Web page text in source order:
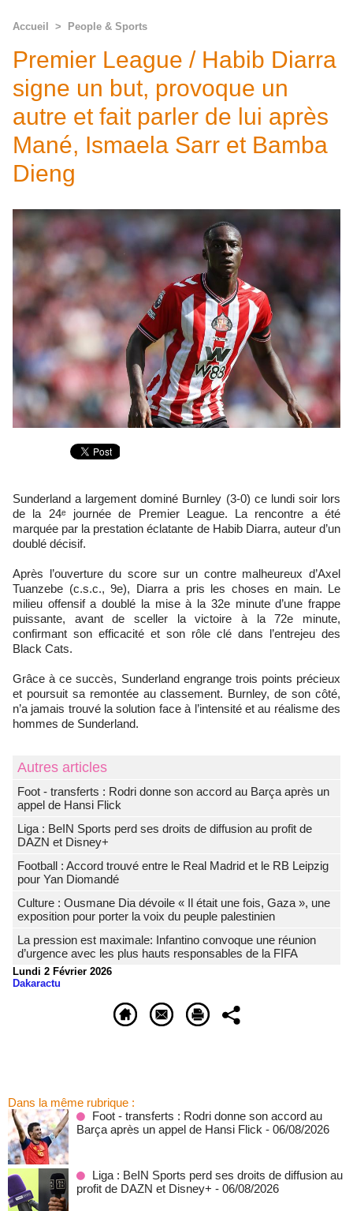
Accueil > People & Sports
Premier League / Habib Diarra
signe un but, provoque un
autre et fait parler de lui après
Mané, Ismaela Sarr et Bamba
Dieng
Sunderland a largement dominé Burnley (3-0) ce lundi soir lors
de la 24ᵉ journée de Premier League. La rencontre a été
marquée par la prestation éclatante de Habib Diarra, auteur d’un
doublé décisif.
Après l’ouverture du score sur un contre malheureux d’Axel
Tuanzebe (c.s.c., 9e), Diarra a pris les choses en main. Le
milieu offensif a doublé la mise à la 32e minute d’une frappe
puissante, avant de sceller la victoire à la 72e minute,
confirmant son efficacité et son rôle clé dans l’entrejeu des
Black Cats.
Grâce à ce succès, Sunderland engrange trois points précieux
et poursuit sa remontée au classement. Burnley, de son côté,
n’a jamais trouvé la solution face à l’intensité et au réalisme des
hommes de Sunderland.
Autres articles
Foot - transferts : Rodri donne son accord au Barça après un
appel de Hansi Flick
Liga : BeIN Sports perd ses droits de diffusion au profit de
DAZN et Disney+
Football : Accord trouvé entre le Real Madrid et le RB Leipzig
pour Yan Diomandé
Culture : Ousmane Dia dévoile « Il était une fois, Gaza », une
exposition pour porter la voix du peuple palestinien
La pression est maximale: Infantino convoque une réunion
d’urgence avec les plus hauts responsables de la FIFA
Lundi 2 Février 2026
Dakaractu
Dans la même rubrique :
Foot - transferts : Rodri donne son accord au
Barça après un appel de Hansi Flick - 06/08/2026
Liga : BeIN Sports perd ses droits de diffusion au
profit de DAZN et Disney+ - 06/08/2026